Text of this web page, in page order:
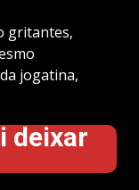
gritantes,
jogatina,
deixar